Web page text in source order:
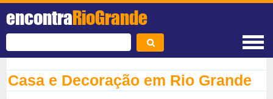
encontraRioGrande
Casa e Decoração em Rio Grande